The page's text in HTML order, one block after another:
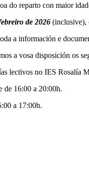
do reparto con maior
de 2026 (inclusive),
a información e
a vosa disposición os
lectivos no IES Rosalía
de 16:00 a 20:00h.
a 17:00h.